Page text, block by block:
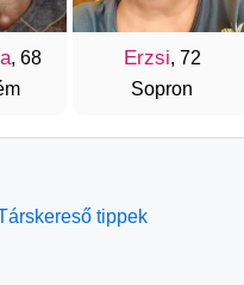
, 68
Erzsi, 72
Sopron
tippek